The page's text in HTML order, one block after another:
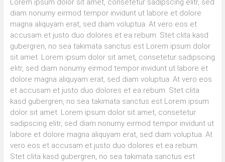
diam nonumy eirmod tempor invidunt ut labore et dolore
magna aliquyam erat, sed diam voluptua. At vero eos et
accusam et justo duo dolores et ea rebum. Stet clita kasd
gubergren, no sea takimata sanctus est Lorem ipsum dolor
sit amet. Lorem ipsum dolor sit amet, consetetur sadipscing
elitr, sed diam nonumy eirmod tempor invidunt ut labore et
dolore magna aliquyam erat, sed diam voluptua. At vero eos
et accusam et justo duo dolores et ea rebum. Stet clita
kasd gubergren, no sea takimata sanctus est Lorem ipsum
dolor sit amet. Lorem ipsum dolor sit amet, consetetur
sadipscing elitr, sed diam nonumy eirmod tempor invidunt ut
labore et dolore magna aliquyam erat, sed diam voluptua. At
vero eos et accusam et justo duo dolores et ea rebum.
Stet clita kasd gubergren, no sea takimata sanctus est